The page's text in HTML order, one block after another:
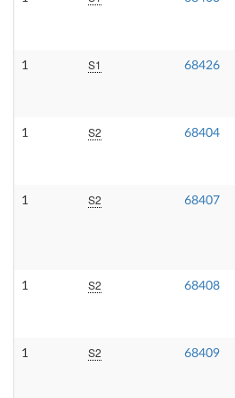
1 S1 68426
1 S2 68404
1 S2 68407
1 S2 68408
1 S2 68409